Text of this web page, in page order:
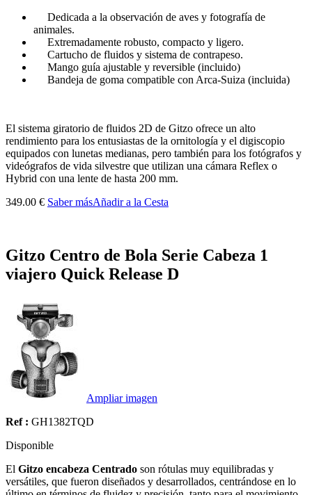
Dedicada a la observación de aves y fotografía de
animales.
Extremadamente robusto, compacto y ligero.
Cartucho de fluidos y sistema de contrapeso.
Mango guía ajustable y reversible (incluido)
Bandeja de goma compatible con Arca-Suiza (incluida)
El sistema giratorio de fluidos 2D de Gitzo ofrece un alto
rendimiento para los entusiastas de la ornitología y el digiscopio
equipados con lunetas medianas, pero también para los fotógrafos y
videógrafos de vida silvestre que utilizan una cámara Reflex o
Hybrid con una lente de hasta 200 mm.
349.00 € Saber másAñadir a la Cesta
Gitzo Centro de Bola Serie Cabeza 1
viajero Quick Release D
Ampliar imagen
Ref : GH1382TQD
Disponible
El Gitzo encabeza Centrado son rótulas muy equilibradas y
versátiles, que fueron diseñados y desarrollados, centrándose en lo